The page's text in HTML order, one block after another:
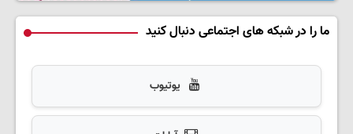
ما را در شبکه های اجتماعی دنبال کنید
یوتیوب